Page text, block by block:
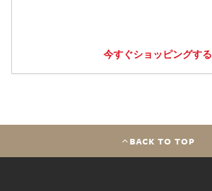
今すぐショッピングする
BACK TO TOP